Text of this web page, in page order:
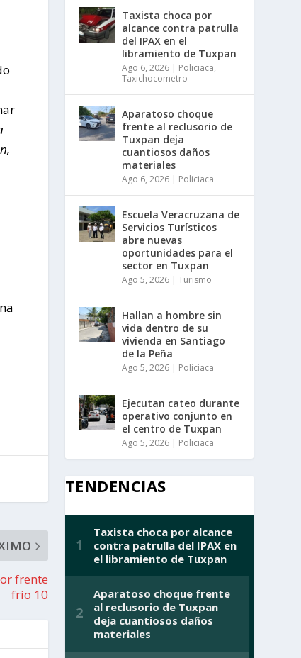
frente
frío 10
Taxista choca por
alcance contra patrulla
del IPAX en el
libramiento de Tuxpan
Ago 6, 2026| Policiaca,
Taxichocometro
Aparatoso choque
frente al reclusorio de
Tuxpan deja
cuantiosos daños
materiales
Ago 6, 2026| Policiaca
Escuela Veracruzana de
Servicios Turísticos
abre nuevas
oportunidades para el
sector en Tuxpan
Ago 5, 2026| Turismo
Hallan a hombre sin
vida dentro de su
vivienda en Santiago
de la Peña
Ago 5, 2026| Policiaca
Ejecutan cateo durante
operativo conjunto en
el centro de Tuxpan
Ago 5, 2026| Policiaca
TENDENCIAS